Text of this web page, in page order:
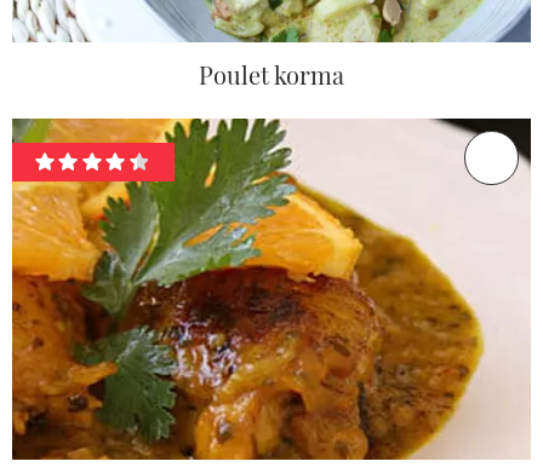
Poulet korma